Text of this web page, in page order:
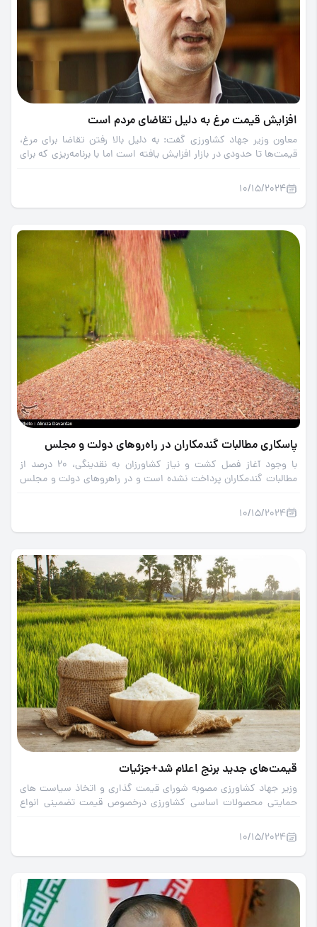
افزایش قیمت مرغ به دلیل تقاضای مردم است
معاون وزیر جهاد کشاورزی گفت: به دلیل بالا رفتن تقاضا برای مرغ،
قیمت‌ها تا حدودی در بازار افزایش‌ یافته است اما با برنامه‌ریزی که برای
متعادل می‌شود.
10/15/2024
پاسکاری مطالبات گندمکاران در راه‌رو‌های دولت و مجلس
با وجود آغاز فصل کشت و نیاز کشاورزان به نقدینگی، 20 درصد از
مطالبات گندمکاران پرداخت نشده است و در راهرو‌های دولت و مجلس
10/15/2024
قیمت‌های جدید برنج اعلام شد+جزئیات
وزیر جهاد کشاورزی مصوبه شورای قیمت ‌گذاری و اتخاذ سیاست ‌های
حمایتی محصولات اساسی کشاورزی درخصوص قیمت تضمینی انواع
10/15/2024